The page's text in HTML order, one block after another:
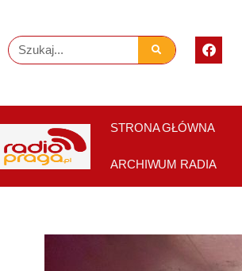
content
Szukaj
F
a
c
o
o
k
STRONA GŁÓWNA
ARCHIWUM RADIA